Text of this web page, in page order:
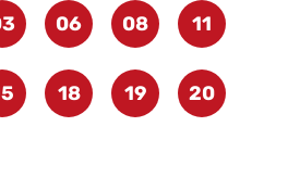
06 08 11
18 19 20